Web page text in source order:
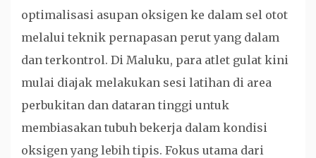
optimalisasi asupan oksigen ke dalam sel otot
melalui teknik pernapasan perut yang dalam
dan terkontrol. Di Maluku, para atlet gulat kini
mulai diajak melakukan sesi latihan di area
perbukitan dan dataran tinggi untuk
membiasakan tubuh bekerja dalam kondisi
oksigen yang lebih tipis. Fokus utama dari